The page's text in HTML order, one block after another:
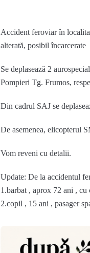
Accident feroviar în
alterată, posibil încarcerate
Se deplasează 2
Pompieri Tg. Frumos,
Din cadrul SAJ se
De asemenea, elicopterul
Vom reveni cu detalii.
Update: De la accidentul
1.barbat , aprox 72 ani , cu
2.copil , 15 ani , pasager